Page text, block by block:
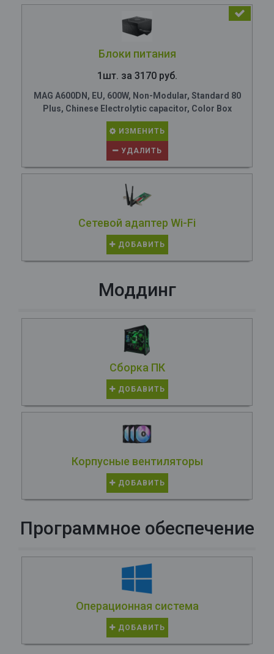
Блоки питания
1шт. за 3170 руб.
MAG A600DN, EU, 600W, Non-Modular, Standard 80
Plus, Chinese Electrolytic capacitor, Color Box
ИЗМЕНИТЬ
УДАЛИТЬ
Сетевой адаптер Wi-Fi
ДОБАВИТЬ
Моддинг
Сборка ПК
ДОБАВИТЬ
Корпусные вентиляторы
ДОБАВИТЬ
Программное обеспечение
Операционная система
ДОБАВИТЬ